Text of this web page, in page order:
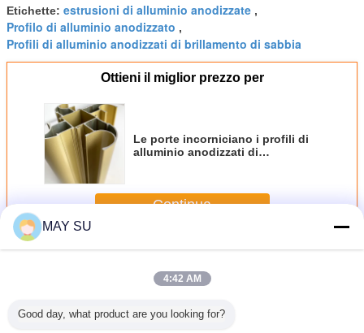
Etichette: estrusioni di alluminio anodizzate ,
Profilo di alluminio anodizzato ,
Profili di alluminio anodizzati di brillamento di sabbia
Ottieni il miglior prezzo per
Le porte incorniciano i profili di
alluminio anodizzati di
Continua
PiùProfili di alluminio anodizzati
MAY SU
4:42 AM
Good day, what product are you looking for?